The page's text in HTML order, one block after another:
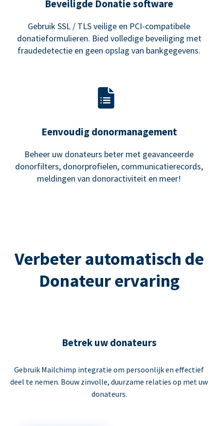
Beveiligde Donatie software
Gebruik SSL / TLS veilige en PCI-compatibele
donatieformulieren. Bied volledige beveiliging met
fraudedetectie en geen opslag van bankgegevens.
Eenvoudig donormanagement
Beheer uw donateurs beter met geavanceerde
donorfilters, donorprofielen, communicatierecords,
meldingen van donoractiviteit en meer!
Verbeter automatisch de
Donateur ervaring
Betrek uw donateurs
Gebruik Mailchimp integratie om persoonlijk en effectief
deel te nemen. Bouw zinvolle, duurzame relaties op met uw
donateurs.